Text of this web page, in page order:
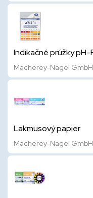
Indikačné prúžky pH-
Macherey-Nagel GmbH
Lakmusový papier
Macherey-Nagel GmbH